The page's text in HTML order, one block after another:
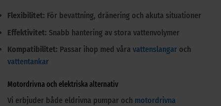
Flexibilitet: För bevattning, dränering och akuta situationer
Effektivitet: Snabb hantering av stora vattenvolymer
Kompatibilitet: Passar ihop med våra vattenslangar och
vattentankar
Motordrivna och elektriska alternativ
Vi erbjuder både eldrivna pumpar och motordrivna